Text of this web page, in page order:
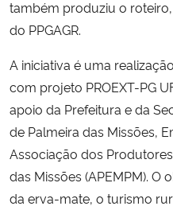
também produziu o
do PPGAGR.
A iniciativa é uma
com projeto PROEXT-PG
apoio da Prefeitura e da
de Palmeira das Missões,
Associação dos
das Missões (APEMPM).
da erva-mate, o turismo